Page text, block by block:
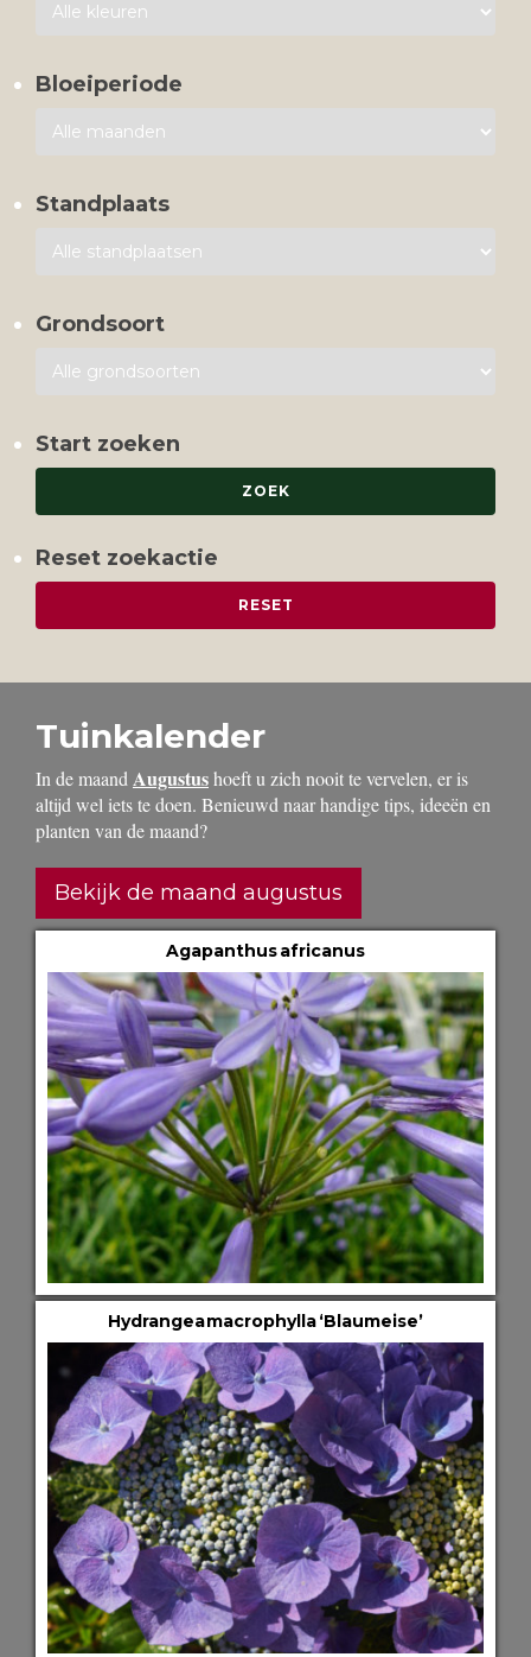
Bloeiperiode
Standplaats
Grondsoort
Start zoeken
Reset zoekactie
Tuinkalender
In de maand Augustushoeft u zich nooit te vervelen, er is
altijd wel iets te doen. Benieuwd naar handige tips, ideeën en
planten van de maand?
Bekijk de maand augustus
Agapanthus africanus
Hydrangea macrophylla ‘Blaumeise’